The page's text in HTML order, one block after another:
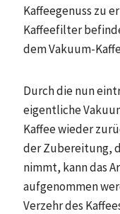
Kaffeegenuss zu
Kaffeefilter
dem Vakuum-
Durch die nun
eigentliche
Kaffee wieder
der Zubereitung,
nimmt, kann das
aufgenommen
Verzehr des